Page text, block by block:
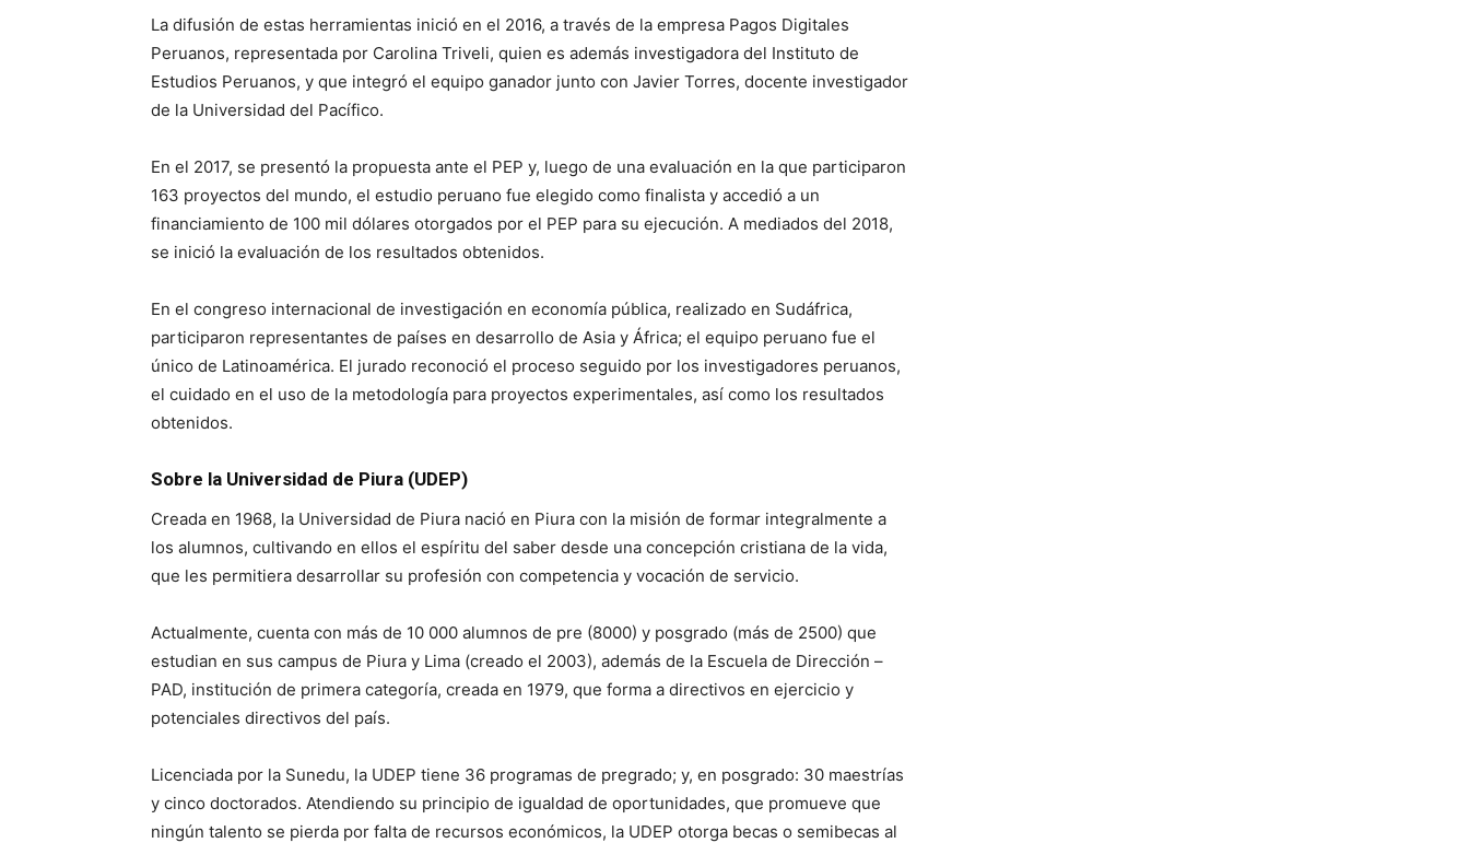
La difusión de estas herramientas inició en el 2016, a través de la empresa Pagos Digitales
Peruanos, representada por Carolina Triveli, quien es además investigadora del Instituto de
Estudios Peruanos, y que integró el equipo ganador junto con Javier Torres, docente investigador
de la Universidad del Pacífico.
En el 2017, se presentó la propuesta ante el PEP y, luego de una evaluación en la que participaron
163 proyectos del mundo, el estudio peruano fue elegido como finalista y accedió a un
financiamiento de 100 mil dólares otorgados por el PEP para su ejecución. A mediados del 2018,
se inició la evaluación de los resultados obtenidos.
En el congreso internacional de investigación en economía pública, realizado en Sudáfrica,
participaron representantes de países en desarrollo de Asia y África; el equipo peruano fue el
único de Latinoamérica. El jurado reconoció el proceso seguido por los investigadores peruanos,
el cuidado en el uso de la metodología para proyectos experimentales, así como los resultados
obtenidos.
Sobre la Universidad de Piura (UDEP)
Creada en 1968, la Universidad de Piura nació en Piura con la misión de formar integralmente a
los alumnos, cultivando en ellos el espíritu del saber desde una concepción cristiana de la vida,
que les permitiera desarrollar su profesión con competencia y vocación de servicio.
Actualmente, cuenta con más de 10 000 alumnos de pre (8000) y posgrado (más de 2500) que
estudian en sus campus de Piura y Lima (creado el 2003), además de la Escuela de Dirección –
PAD, institución de primera categoría, creada en 1979, que forma a directivos en ejercicio y
potenciales directivos del país.
Licenciada por la Sunedu, la UDEP tiene 36 programas de pregrado; y, en posgrado: 30 maestrías
y cinco doctorados. Atendiendo su principio de igualdad de oportunidades, que promueve que
ningún talento se pierda por falta de recursos económicos, la UDEP otorga becas o semibecas al